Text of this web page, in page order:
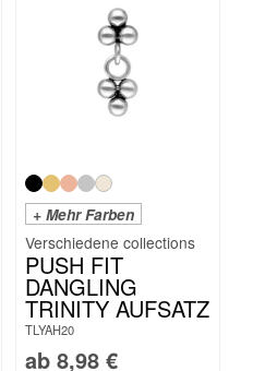
+ Mehr Farben
PUSH FIT
DANGLING
TRINITY AUFSATZ
TLYAH20
ab 8,98 €